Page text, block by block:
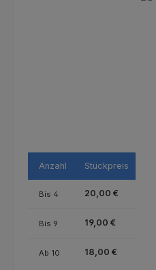
Anzahl Stückpreis
Bis 4 20,00 €
Bis 9 19,00 €
Ab 10 18,00 €